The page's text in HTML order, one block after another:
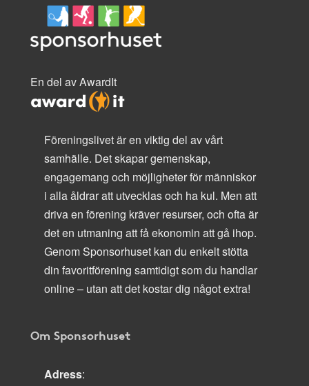
En del av AwardIt
Föreningslivet är en viktig del av vårt
samhälle. Det skapar gemenskap,
engagemang och möjligheter för människor
i alla åldrar att utvecklas och ha kul. Men att
driva en förening kräver resurser, och ofta är
det en utmaning att få ekonomin att gå ihop.
Genom Sponsorhuset kan du enkelt stötta
din favoritförening samtidigt som du handlar
online – utan att det kostar dig något extra!
Om Sponsorhuset
Adress: